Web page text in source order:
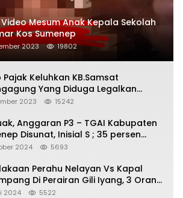
Mesum Anak Kepala Sekolah
Kos Sumenep
2023 19802
Pajak Keluhkan KB.Samsat
Yang Diduga Legalkan
2023 15242
Anggaran P3 – TGAI Kabupaten
Disunat, Inisial S ; 35 persen
Oknum DPR- RI
2024 5693
Perahu Nelayan Vs Kapal
Di Perairan Gili Iyang, 3 Orang
2024 5522